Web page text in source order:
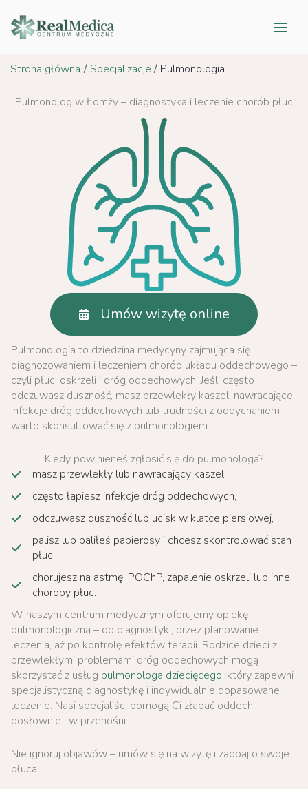
do
treści
Strona główna Specjalizacje Pulmonologia
Pulmonolog w Łomży – diagnostyka i leczenie chorób płuc
Pulmonologia to dziedzina medycyny zajmująca się
diagnozowaniem i leczeniem chorób układu oddechowego –
czyli płuc, oskrzeli i dróg oddechowych. Jeśli często
odczuwasz duszność, masz przewlekły kaszel, nawracające
infekcje dróg oddechowych lub trudności z oddychaniem –
warto skonsultować się z pulmonologiem.
Umów wizytę online
Kiedy powinieneś zgłosić się do pulmonologa?
masz przewlekły lub nawracający kaszel,
często łapiesz infekcje dróg oddechowych,
odczuwasz duszność lub ucisk w klatce piersiowej,
palisz lub paliłeś papierosy i chcesz skontrolować stan
płuc,
chorujesz na astmę, POChP, zapalenie oskrzeli lub inne
choroby płuc.
W naszym centrum medycznym oferujemy opiekę
pulmonologiczną – od diagnostyki, przez planowanie
leczenia, aż po kontrolę efektów terapii. Rodzice dzieci z
przewlekłymi problemami dróg oddechowych mogą
skorzystać z usług pulmonologa dziecięcego, który zapewni
specjalistyczną diagnostykę i indywidualnie dopasowane
leczenie. Nasi specjaliści pomogą Ci złapać oddech –
dosłownie i w przenośni.
Nie ignoruj objawów – umów się na wizytę i zadbaj o swoje
płuca.